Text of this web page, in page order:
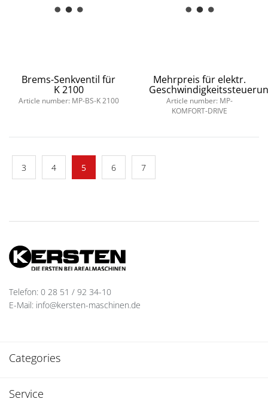
Brems-Senkventil für
K 2100
Article number: MP-BS-K 2100
Mehrpreis für elektr.
Article number: MP-
KOMFORT-DRIVE
3 4 5 6 7
Telefon: 0 28 51 / 92 34-10
E-Mail: info@kersten-maschinen.de
Categories
Service